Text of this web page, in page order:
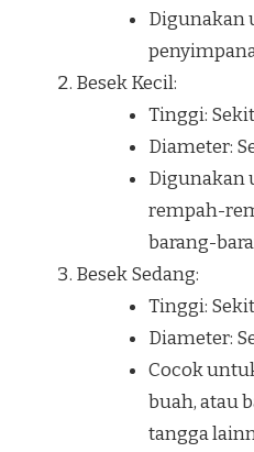
Digunakan
Besek Kecil:
Tinggi:
Diameter:
Digunakan
rempah-
barang-
Besek Sedang:
Tinggi:
Diameter:
Cocok
buah, atau
tangga